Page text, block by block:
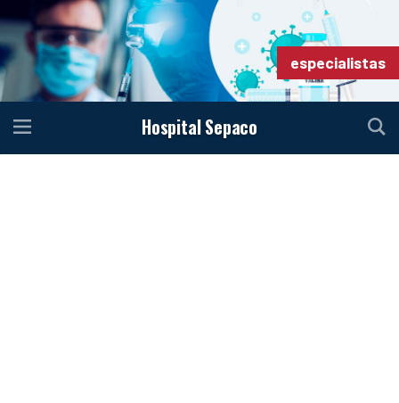
especialistas
Hospital Sepaco